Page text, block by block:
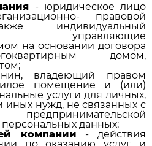
- юридическое лицо
правовой
индивидуальный
управляющие
на основании договора
домом,
владеющий правом
помещение и (или)
услуги для личных,
нужд, не связанных с
персональных данных;
компании - действия